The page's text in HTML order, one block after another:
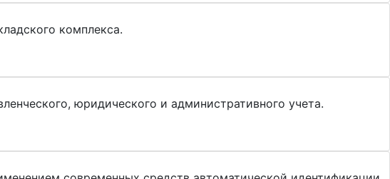
комплекса.
юридического и административного учета.